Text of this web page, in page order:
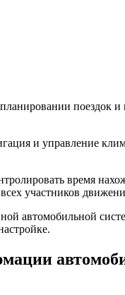
поездок
и управление
время
участников
автомобильной